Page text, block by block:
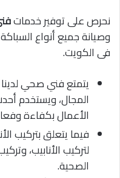
نحرص على توفير خدمات
وصيانة جميع أنواع
فى الكويت.
يتمتع فني صحي
المجال، ويستخدم
الأعمال بكفاءة
فيما يتعلق بتركيب
لتركيب الأنابيب،
الصحية.